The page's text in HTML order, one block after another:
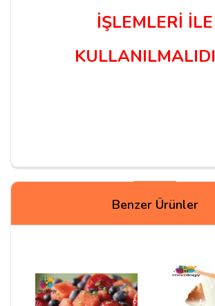
İŞLEMLERİ İLE
Yorum Yapın
Yorumunuz*
Benzer Ürünler